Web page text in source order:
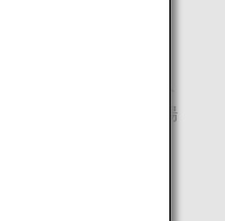
すか？
置されていること
、後方へのジェット
の出発に適した駐機場